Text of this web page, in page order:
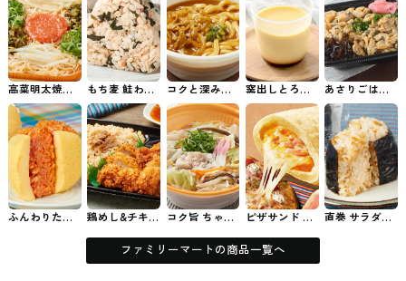
高菜明太焼ビ
ーフン ファミ
マのビーフン
もち麦 鮭わか
め ファミマの
おむずび
コクと深みの
カレーうどん
関東限定 ファ
ミマのうどん
窯出しとろけ
るプリン ファ
ミマのスイー
ツ
あさりごはん
（あさりの炊
き込み飯） フ
ァミマのお弁
当
ふんわりたま
ごの満足オム
鶏めし&チキン
カツ弁当（お
ろし柚子ぽん
酢） ファミマ
のお弁当
コク旨 ちゃん
ぽん ファミマ
のちゃんぽん
ピザサンド 極
旨クリーミー
イタリアーナ
味 ファミマの
パン・サンド
直巻 サラダチ
キンマヨネー
ファミリーマートの商品一覧へ